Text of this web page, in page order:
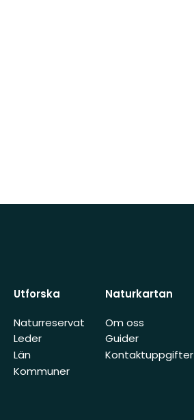
Utforska
Naturreservat
Leder
Län
Kommuner
Naturkartan
Om oss
Guider
Kontaktuppgifter